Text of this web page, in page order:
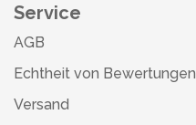
Service
AGB
Echtheit von Bewertungen
Versand